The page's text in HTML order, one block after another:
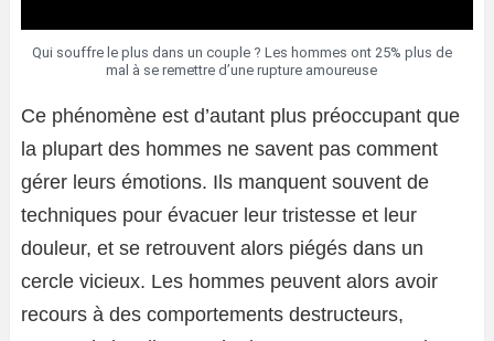
Qui souffre le plus dans un couple ? Les hommes ont 25% plus de
mal à se remettre d’une rupture amoureuse
Ce phénomène est d’autant plus préoccupant que
la plupart des hommes ne savent pas comment
gérer leurs émotions. Ils manquent souvent de
techniques pour évacuer leur tristesse et leur
douleur, et se retrouvent alors piégés dans un
cercle vicieux. Les hommes peuvent alors avoir
recours à des comportements destructeurs,